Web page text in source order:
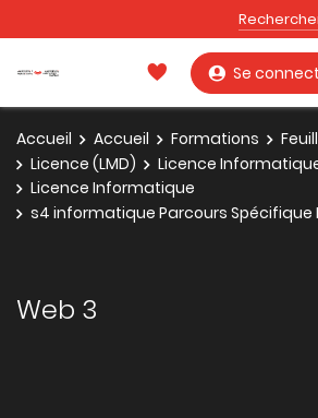
Se
Accueil Accueil Formations
Licence (LMD)
Licence
Licence Informatique
s4 informatique Parcours Spécifique
Web 3